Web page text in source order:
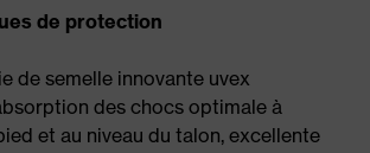
de protection
de semelle innovante uvex
des chocs optimale à
et au niveau du talon, excellente